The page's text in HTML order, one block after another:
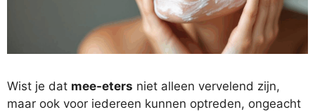
Wist je dat mee-eters niet alleen vervelend zijn,
maar ook voor iedereen kunnen optreden, ongeacht